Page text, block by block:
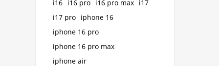
i16 i16 pro i16 pro max i17
i17 pro iphone 16
iphone 16 pro
iphone 16 pro max
iphone air